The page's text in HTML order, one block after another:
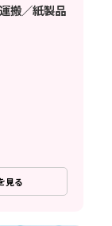
搬／紙製品
見る